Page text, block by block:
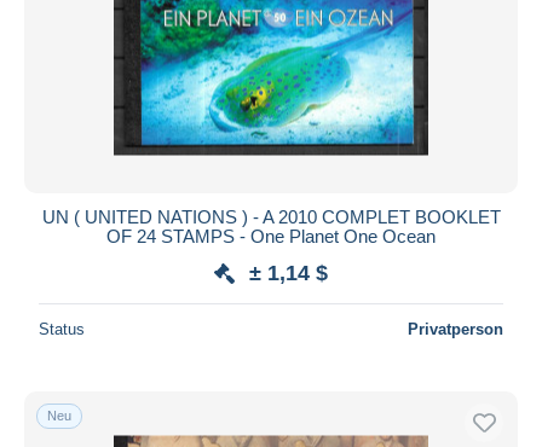
UN ( UNITED NATIONS ) - A 2010 COMPLET BOOKLET
OF 24 STAMPS - One Planet One Ocean
± 1,14 $
Status Privatperson
Neu